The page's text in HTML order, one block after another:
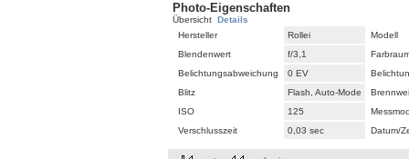
Photo-Eigenschaften
Übersicht Details
Hersteller
Rollei
Modell
Blendenwert
f/3,1
Belichtungsabweichung
0 EV
Blitz
Flash, Auto-Mode
ISO
125
Verschlusszeit
0,03 sec Datum/